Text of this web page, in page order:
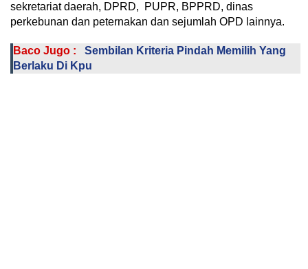
sekretariat daerah, DPRD, PUPR, BPPRD, dinas
perkebunan dan peternakan dan sejumlah OPD lainnya.
Baco Jugo :
Sembilan Kriteria Pindah Memilih Yang
Berlaku Di Kpu